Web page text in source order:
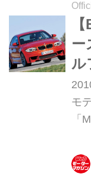
ー
ル
も
モ
「
定
V8